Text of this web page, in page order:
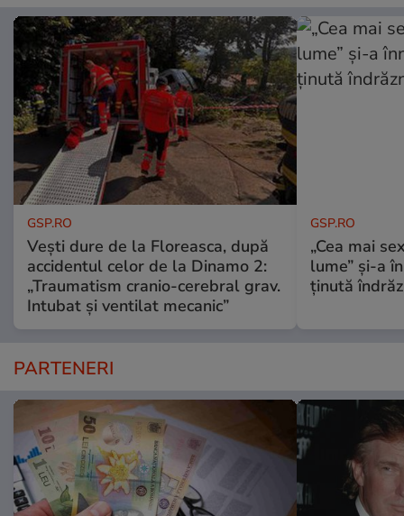
GSP.RO
Vești dure de la Floreasca, după
accidentul celor de la Dinamo 2:
„Traumatism cranio-cerebral grav.
Intubat și ventilat mecanic”
GSP.RO
„Cea mai
lume” și-a
ținută
PARTENERI